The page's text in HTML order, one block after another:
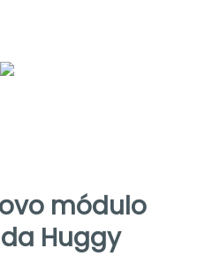
módulo
Huggy